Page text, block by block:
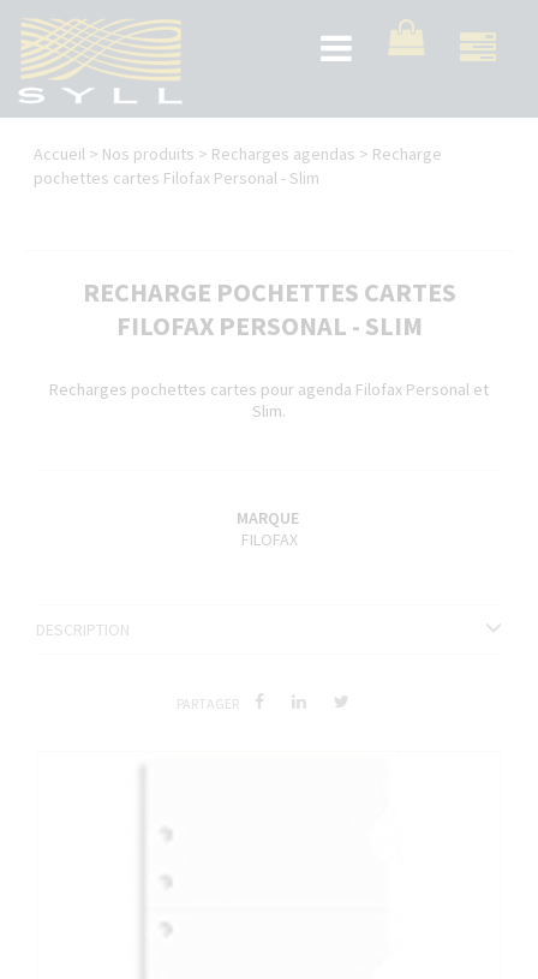
contenu
principal
Toggle
navigation
Vous
êtes
Accueil > Nos produits > Recharges agendas > Recharge
pochettes cartes Filofax Personal - Slim
RECHARGE POCHETTES CARTES
FILOFAX PERSONAL - SLIM
Recharges pochettes cartes pour agenda Filofax Personal et
Slim.
MARQUE
FILOFAX
DESCRIPTION
PARTAGER